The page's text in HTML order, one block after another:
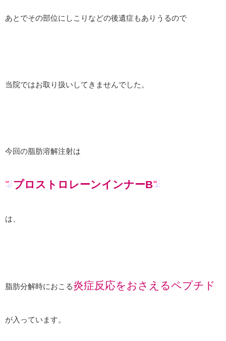
あとでその部位にしこりなどの後遺症もありうるので
当院ではお取り扱いしてきませんでした。
今回の脂肪溶解注射は
プロストロレーンインナーB
は、
脂肪分解時におこる炎症反応をおさえるペプチド
が入っています。